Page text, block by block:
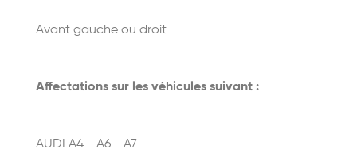
Avant gauche ou droit
Affectations sur les véhicules suivant :
AUDI A4 - A6 - A7